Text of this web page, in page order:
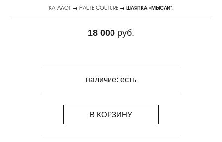
КАТАЛОГ→ HAUTE COUTURE→ ШЛЯПКА «МЫСЛИ".
наличие: есть
18 000руб.
В КОРЗИНУ